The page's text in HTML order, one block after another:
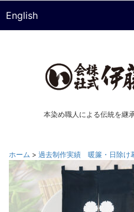
English
本染め職人による伝統を継
ホーム > 過去制作実績 暖簾・日除け